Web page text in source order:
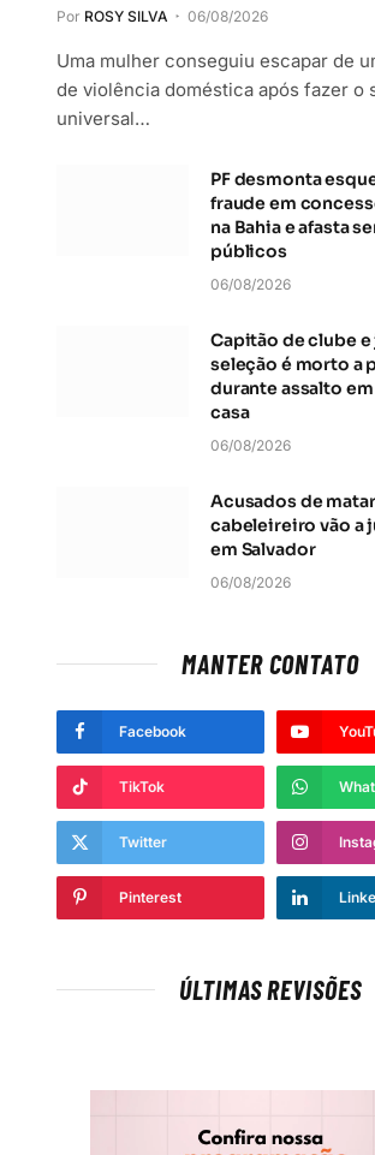
Por ROSY SILVA 06/08/2026
Uma mulher conseguiu escapar de
de violência doméstica após fazer o
universal…
PF desmonta
fraude em
na Bahia e afasta
públicos
06/08/2026
Capitão de clube
seleção é morto a
durante assalto
casa
06/08/2026
Acusados de
cabeleireiro vão a
em Salvador
06/08/2026
MANTER CONTATO
Facebook
TikTok
Twitter
Pinterest
ÚLTIMAS REVISÕES